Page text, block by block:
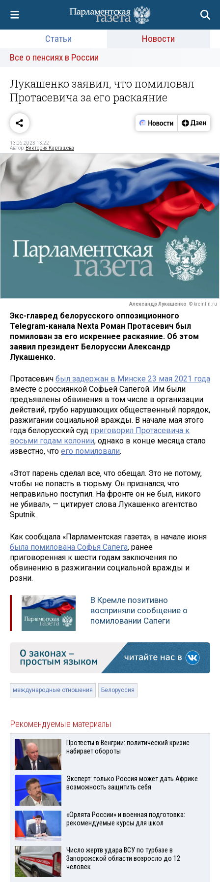
Статьи
Новости
Все о пенсиях в России
Лукашенко заявил, что помиловал
Протасевича за его раскаяние
13.06.2023 13:22
Автор: Виктория Карташева
Александр Лукашенко © kremlin.ru
Экс-главред белорусского оппозиционного
Telegram-канала Nexta Роман Протасевич был
помилован за его искреннее раскаяние. Об этом
заявил президент Белоруссии Александр
Лукашенко.
Протасевич был задержан в Минске 23 мая 2021 года
вместе с россиянкой Софьей Сапегой. Им были
предъявлены обвинения в том числе в организации
действий, грубо нарушающих общественный порядок,
разжигании социальной вражды. В начале мая этого
года белорусский суд приговорил Протасевича к
восьми годам колонии, однако в конце месяца стало
известно, что его помиловали.
«Этот парень сделал все, что обещал. Это не потому,
чтобы не попасть в тюрьму. Он признался, что
неправильно поступил. На фронте он не был, никого
не убивал», — цитирует слова Лукашенко агентство
Sputnik.
Как сообщала «Парламентская газета», в начале июня
была помилована Софья Сапега, ранее
приговоренная к шести годам заключения по
обвинению в разжигании социальной вражды и
розни.
В Кремле позитивно
восприняли сообщение о
помиловании Сапеги
международные отношения Белоруссия
Рекомендуемые материалы
Протесты в Венгрии: политический кризис
набирает обороты
Эксперт: только Россия может дать Африке
возможность защитить себя
«Орлята России» и военная подготовка:
рекомендуемые курсы для школ
Число жертв удара ВСУ по турбазе в
Запорожской области возросло до 12
человек